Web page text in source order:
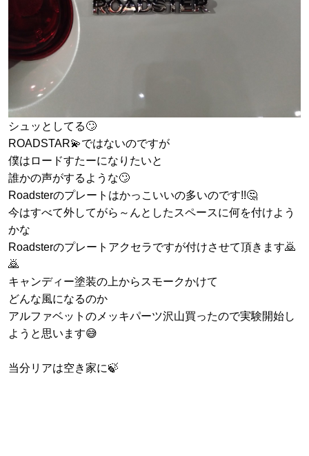
シュッとしてる🙄
ROADSTAR💫ではないのですが
僕はロードすたーになりたいと
誰かの声がするような🙄
Roadsterのプレートはかっこいいの多いのです!!🤔
今はすべて外してがら～んとしたスペースに何を付けよう
かな
Roadsterのプレートアクセラですが付けさせて頂きます🙇
🙇
キャンディー塗装の上からスモークかけて
どんな風になるのか
アルファベットのメッキパーツ沢山買ったので実験開始し
ようと思います😅
当分リアは空き家に🍃